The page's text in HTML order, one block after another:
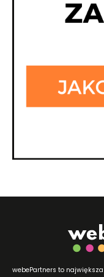
webePartners to